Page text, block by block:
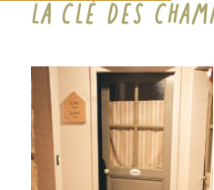
LA CLÉ DES